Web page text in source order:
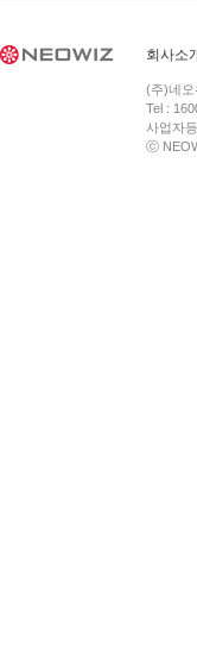
회사소
(주)네오
Tel :
사업자
ⓒ